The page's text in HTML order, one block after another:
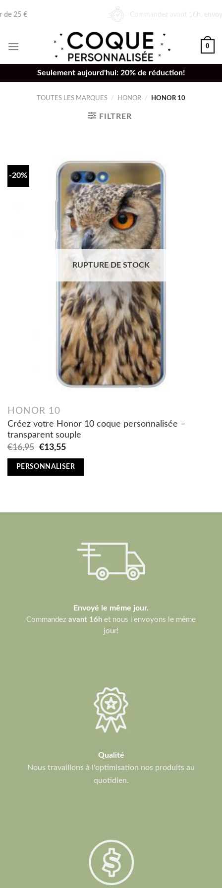
to
0
Seulement aujourd'hui: 20% de réduction!
TOUTES LES MARQUES / HONOR / HONOR 10
FILTRER
-20%
RUPTURE DE STOCK
HONOR 10
Créez votre Honor 10 coque personnalisée –
transparent souple
€16,95
Original
was:
€13,55Current
is:
PERSONNALISER
Envoyé le même jour.
Commandez avant 16h et nous l'envoyons le même
jour!
Qualité
Nous travaillons à l'optimisation nos produits au
quotidien.